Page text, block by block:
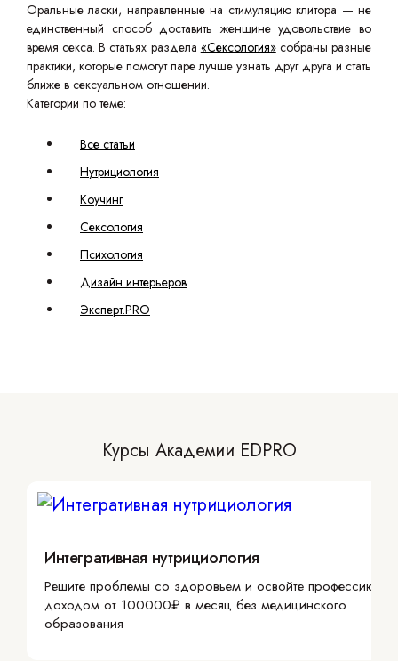
Оральные ласки, направленные на стимуляцию клитора — не
единственный способ доставить женщине удовольствие во
время секса. В статьях раздела «Сексология»собраны разные
практики, которые помогут паре лучше узнать друг друга и стать
ближе в сексуальном отношении.
Категории по теме:
Все статьи
Нутрициология
Коучинг
Сексология
Психология
Дизайн интерьеров
Эксперт.PRO
Курсы Академии EDPRO
Интегративная нутрициология
Решите проблемы со здоровьем и освойте профессию с
доходом от 100000₽ в месяц без медицинского
образования